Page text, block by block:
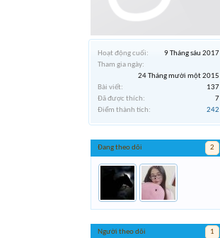
Hoạt động cuối:
9 Tháng sáu 2017
Tham gia ngày:
24 Tháng mười một 2015
Bài viết:
137
Đã được thích:
7
Điểm thành tích:
242
Đang theo dõi 2
Người theo dõi 1